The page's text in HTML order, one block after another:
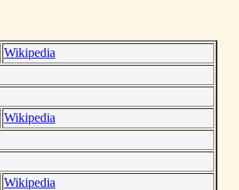
Wikipedia
Wikipedia
Wikipedia